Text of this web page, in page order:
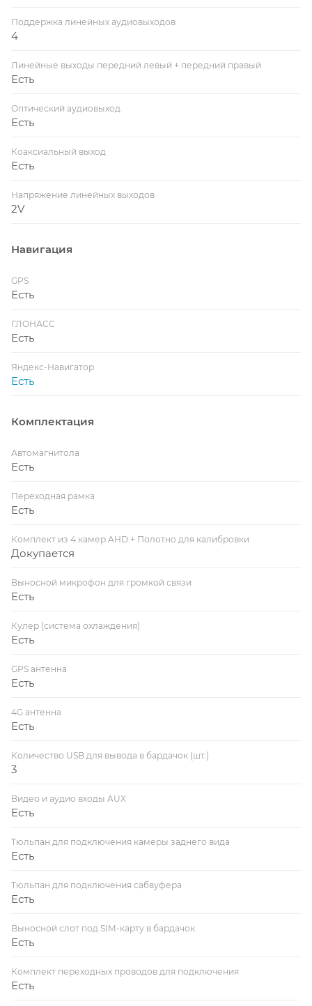
Поддержка линейных аудиовыходов
4
Линейные выходы передний левый + передний правый
Есть
Оптический аудиовыход
Есть
Коаксиальный выход
Есть
Напряжение линейных выходов
2V
Навигация
GPS
Есть
ГЛОНАСС
Есть
Яндекс-Навигатор
Есть
Комплектация
Автомагнитола
Есть
Переходная рамка
Есть
Комплект из 4 камер AHD + Полотно для калибровки
Докупается
Выносной микрофон для громкой связи
Есть
Кулер (система охлаждения)
Есть
GPS антенна
Есть
4G антенна
Есть
Количество USB для вывода в бардачок (шт.)
3
Видео и аудио входы AUX
Есть
Тюльпан для подключения камеры заднего вида
Есть
Тюльпан для подключения сабвуфера
Есть
Выносной слот под SIM-карту в бардачок
Есть
Комплект переходных проводов для подключения
Есть